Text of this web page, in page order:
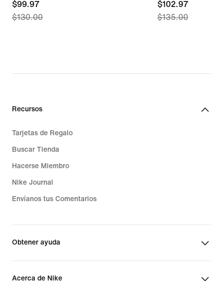
current
price
$130.00
$99.97
$130.00
current
price
$135.00
$102.97
$135.00
Recursos
Tarjetas de Regalo
Buscar Tienda
Hacerse Miembro
Nike Journal
Envíanos tus Comentarios
Obtener ayuda
Acerca de Nike